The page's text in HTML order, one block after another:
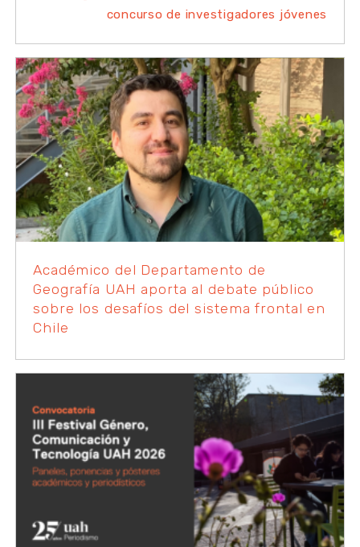
concurso de investigadores jóvenes
Académico del Departamento de
Geografía UAH aporta al debate público
sobre los desafíos del sistema frontal en
Chile